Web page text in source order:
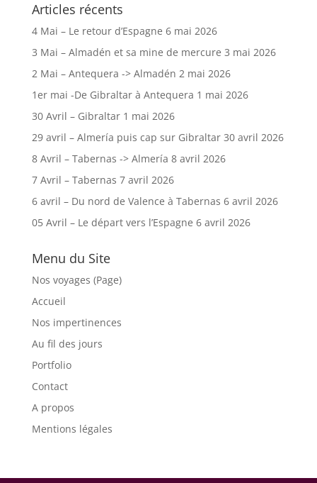
Articles récents
4 Mai – Le retour d’Espagne 6 mai 2026
3 Mai – Almadén et sa mine de mercure 3 mai 2026
2 Mai – Antequera -> Almadén 2 mai 2026
1er mai -De Gibraltar à Antequera 1 mai 2026
30 Avril – Gibraltar 1 mai 2026
29 avril – Almería puis cap sur Gibraltar 30 avril 2026
8 Avril – Tabernas -> Almería 8 avril 2026
7 Avril – Tabernas 7 avril 2026
6 avril – Du nord de Valence à Tabernas 6 avril 2026
05 Avril – Le départ vers l’Espagne 6 avril 2026
Menu du Site
Nos voyages (Page)
Accueil
Nos impertinences
Au fil des jours
Portfolio
Contact
A propos
Mentions légales